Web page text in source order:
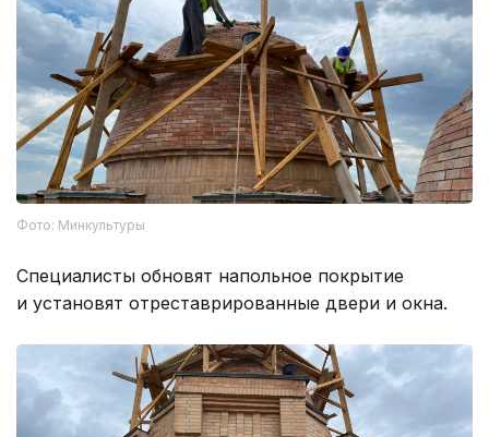
Фото: Минкультуры
Специалисты обновят напольное покрытие
и установят отреставрированные двери и окна.